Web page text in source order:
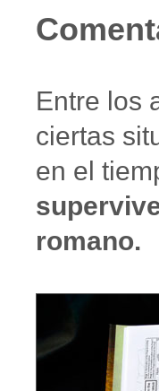
Entre los
ciertas
en el
romano.